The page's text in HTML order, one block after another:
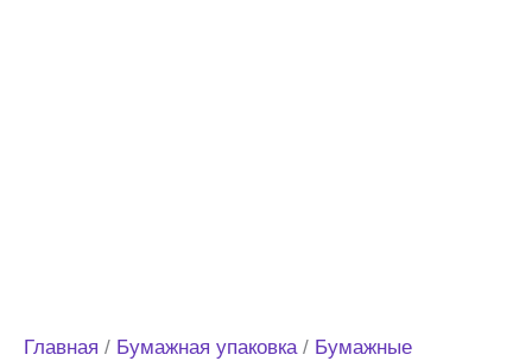
Главная / Бумажная упаковка/ Бумажные